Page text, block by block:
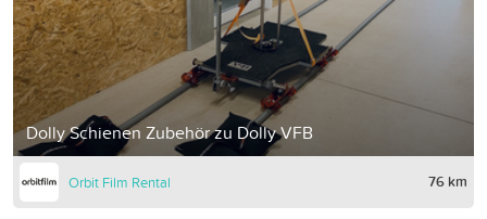
Dolly Schienen Zubehör zu Dolly VFB
Orbit Film Rental 76 km